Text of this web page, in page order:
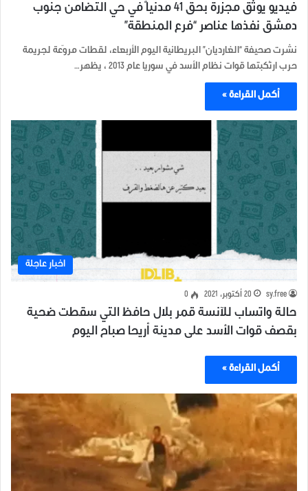
فيديو يوثق مجزرة بحق 41 مدنياً في حي التضامن جنوب
دمشق نفذها عناصر “فرع المنطقة”
نشرت صحيفة “الغارديان” البريطانية اليوم الأربعاء، لقطات مروّعة لجريمة
حرب ارتُكبتها قوات نظام الأسد في سوريا عام 2013 ، يظهر…
أكمل القراءة »
اخبار عاجلة
sy.free 20 أكتوبر، 2021 0
حالة واتساب للآنسة قمر بلال حافظ التي سقطت ضحية
بقصف قوات الأسد على مدينة أريحا صباح اليوم
أكمل القراءة »